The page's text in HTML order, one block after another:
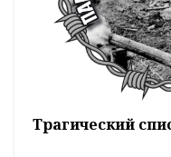
Трагический